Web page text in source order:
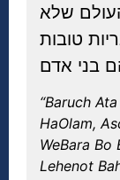
שלא
טובות
בני אדם
“Baruch Ata
HaOlam,
WeBara
Lehenot